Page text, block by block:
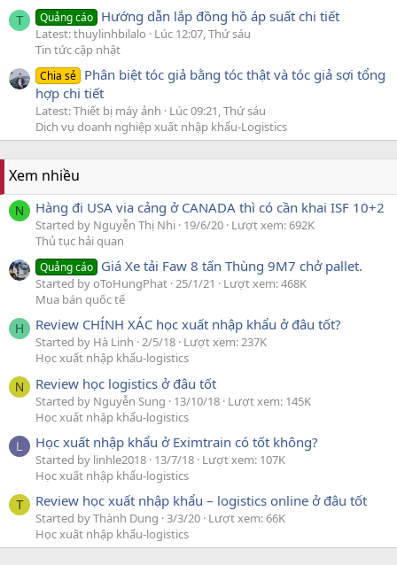
T Quảng cáo Hướng dẫn lắp đồng hồ áp suất chi tiết
Latest: thuylinhbilalo
Lúc 12:07, Thứ sáu
Tin tức cập nhật
Chia sẻ Phân biệt tóc giả bằng tóc thật và tóc giả sợi tổng
hợp chi tiết
Latest: Thiết bị máy ảnh
Lúc 09:21, Thứ sáu
Dịch vụ doanh nghiệp xuất nhập khẩu-Logistics
Xem nhiều
N Hàng đi USA via cảng ở CANADA thì có cần khai ISF 10+2
Started by Nguyễn Thị Nhi 19/6/20 Lượt xem: 692K
Thủ tục hải quan
Quảng cáo Giá Xe tải Faw 8 tấn Thùng 9M7 chở pallet.
Started by oToHungPhat 25/1/21
Lượt xem: 468K
Mua bán quốc tế
H Review CHÍNH XÁC học xuất nhập khẩu ở đâu tốt?
Started by Hà Linh 2/5/18 Lượt xem: 237K
Học xuất nhập khẩu-logistics
N Review học logistics ở đâu tốt
Started by Nguyễn Sung 13/10/18 Lượt xem: 145K
Học xuất nhập khẩu-logistics
L Học xuất nhập khẩu ở Eximtrain có tốt không?
Started by linhle2018 13/7/18 Lượt xem: 107K
Học xuất nhập khẩu-logistics
T Review học xuất nhập khẩu – logistics online ở đâu tốt
Started by Thành Dung 3/3/20 Lượt xem: 66K
Học xuất nhập khẩu-logistics